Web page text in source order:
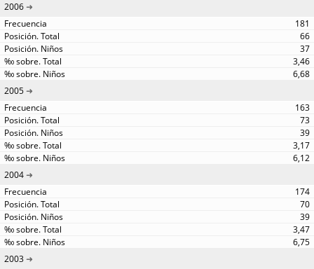
2006
181
66
37
3,46
6,68
2005
163
73
39
3,17
6,12
2004
174
70
39
3,47
6,75
2003